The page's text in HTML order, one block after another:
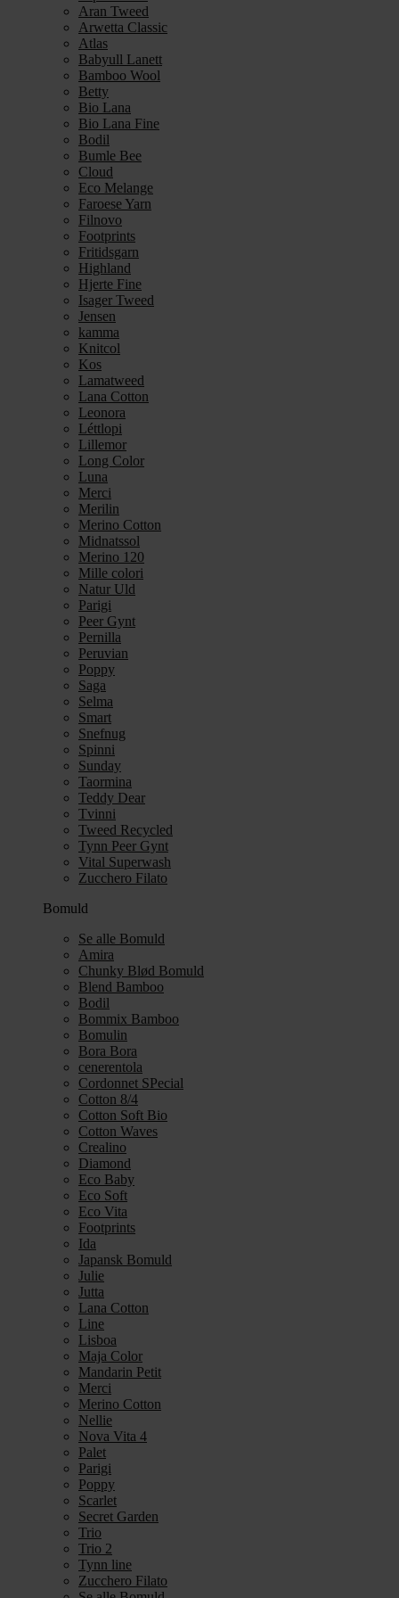
Aran Tweed
Arwetta Classic
Atlas
Babyull Lanett
Bamboo Wool
Betty
Bio Lana
Bio Lana Fine
Bodil
Bumle Bee
Cloud
Eco Melange
Faroese Yarn
Filnovo
Footprints
Fritidsgarn
Highland
Hjerte Fine
Isager Tweed
Jensen
kamma
Knitcol
Kos
Lamatweed
Lana Cotton
Leonora
Léttlopi
Lillemor
Long Color
Luna
Merci
Merilin
Merino Cotton
Midnatssol
Merino 120
Mille colori
Natur Uld
Parigi
Peer Gynt
Pernilla
Peruvian
Poppy
Saga
Selma
Smart
Snefnug
Spinni
Sunday
Taormina
Teddy Dear
Tvinni
Tweed Recycled
Tynn Peer Gynt
Vital Superwash
Zucchero Filato
Bomuld
Se alle Bomuld
Amira
Chunky Blød Bomuld
Blend Bamboo
Bodil
Bommix Bamboo
Bomulin
Bora Bora
cenerentola
Cordonnet SPecial
Cotton 8/4
Cotton Soft Bio
Cotton Waves
Crealino
Diamond
Eco Baby
Eco Soft
Eco Vita
Footprints
Ida
Japansk Bomuld
Julie
Jutta
Lana Cotton
Line
Lisboa
Maja Color
Mandarin Petit
Merci
Merino Cotton
Nellie
Nova Vita 4
Palet
Parigi
Poppy
Scarlet
Secret Garden
Trio
Trio 2
Tynn line
Zucchero Filato